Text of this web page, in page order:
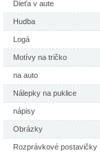
Dieťa v aute
Hudba
Logá
Motívy na tričko
na auto
Nálepky na puklice
nápisy
Obrázky
Rozprávkové postavičky